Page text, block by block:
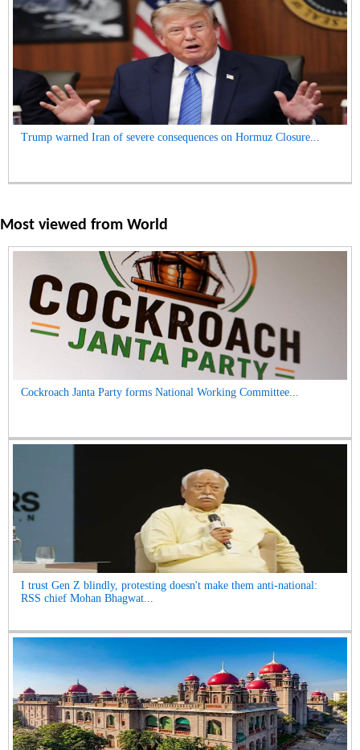
Trump warned Iran of severe consequences on Hormuz Closure...
Most viewed from World
Cockroach Janta Party forms National Working Committee...
I trust Gen Z blindly, protesting doesn't make them anti-national:
RSS chief Mohan Bhagwat...